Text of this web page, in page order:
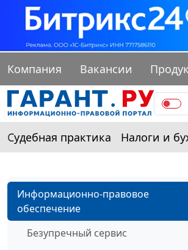
Компания Вакансии
Судебная практика Налоги и
Информационно-правовое
обеспечение
Безупречный сервис